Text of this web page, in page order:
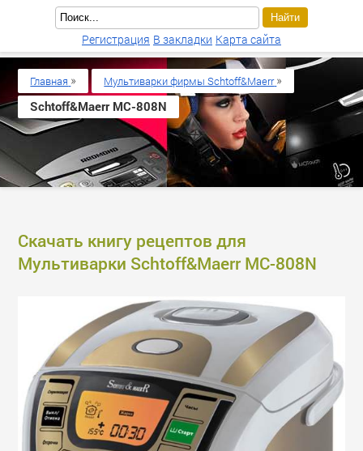
Скачать книгу рецептов для
Мультиварки Schtoff&Maerr МС-808N
Главная » Мультиварки фирмы Schtoff&Maerr »
Schtoff&Maerr МС-808N
Регистрация В закладки Карта сайта